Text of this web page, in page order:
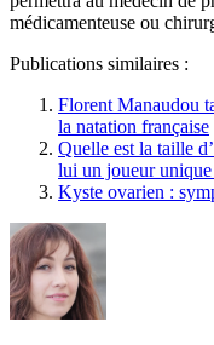
médicamenteuse ou
Publications similaires :
Florent Manaudou
la natation française
Quelle est la taille
lui un joueur
Kyste ovarien :